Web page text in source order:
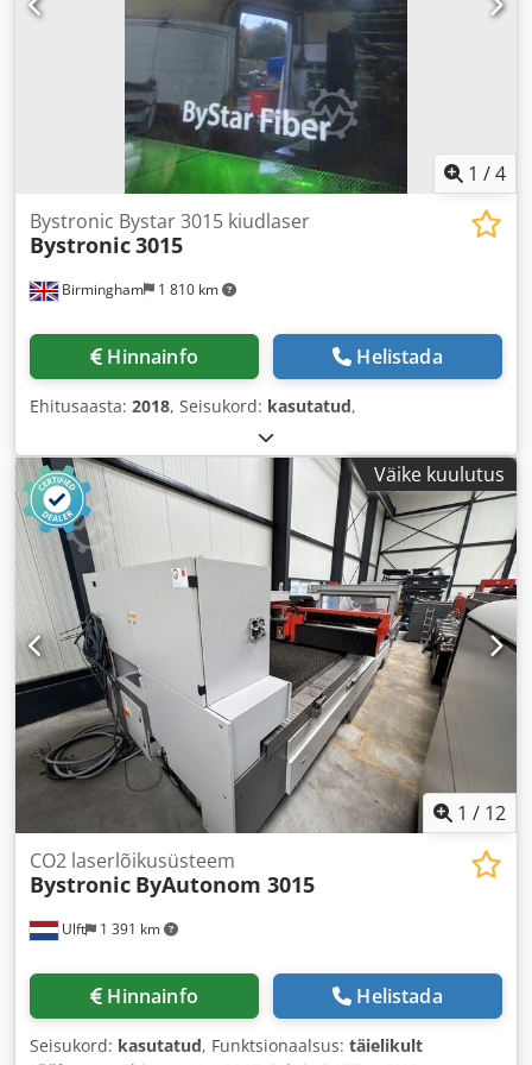
1 /4
Birmingham 1 810 km
Bystronic Bystar 3015 kiudlaser
Bystronic3015
Hinnainfo Helistada
Ehitusaasta: 2018, Seisukord: kasutatud,
Väike kuulutus
1 / 12
Ulft 1 391 km
CO2 laserlõikusüsteem
Bystronic ByAutonom 3015
Hinnainfo Helistada
Seisukord: kasutatud, Funktsionaalsus: täielikult